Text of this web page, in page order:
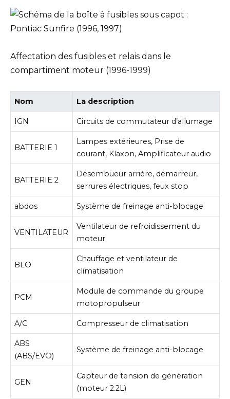
Affectation des fusibles et relais dans le
compartiment moteur (1996-1999)
Nom La description
IGN Circuits de commutateur d’allumage
BATTERIE 1
Lampes extérieures, Prise de
courant, Klaxon, Amplificateur audio
BATTERIE 2
Désembueur arrière, démarreur,
serrures électriques, feux stop
abdos Système de freinage anti-blocage
VENTILATEUR
Ventilateur de refroidissement du
moteur
BLO
Chauffage et ventilateur de
climatisation
PCM
Module de commande du groupe
motopropulseur
A/C Compresseur de climatisation
ABS
(ABS/EVO)
Système de freinage anti-blocage
GEN
Capteur de tension de génération
(moteur 2.2L)